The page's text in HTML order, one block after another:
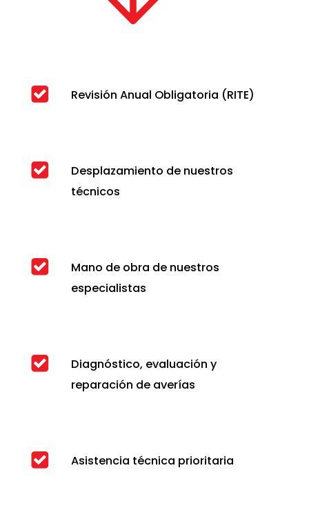
Revisión Anual Obligatoria (RITE)
Desplazamiento de nuestros
técnicos
Mano de obra de nuestros
especialistas
Diagnóstico, evaluación y
reparación de averías
Asistencia técnica prioritaria